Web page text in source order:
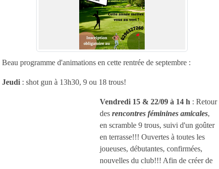
Beau programme d'animations en cette rentrée de septembre :
Jeudi : shot gun à 13h30, 9 ou 18 trous!
Vendredi 15 & 22/09 à 14 h : Retour
des rencontres féminines amicales,
en scramble 9 trous, suivi d'un goûter
en terrasse!!! Ouvertes à toutes les
joueuses, débutantes, confirmées,
nouvelles du club!!! Afin de créer de